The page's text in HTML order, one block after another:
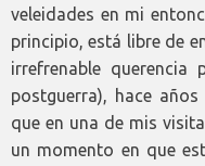
veleidades en mi
principio, está libre de
irrefrenable
postguerra), hace
que en una de mis
un momento en que